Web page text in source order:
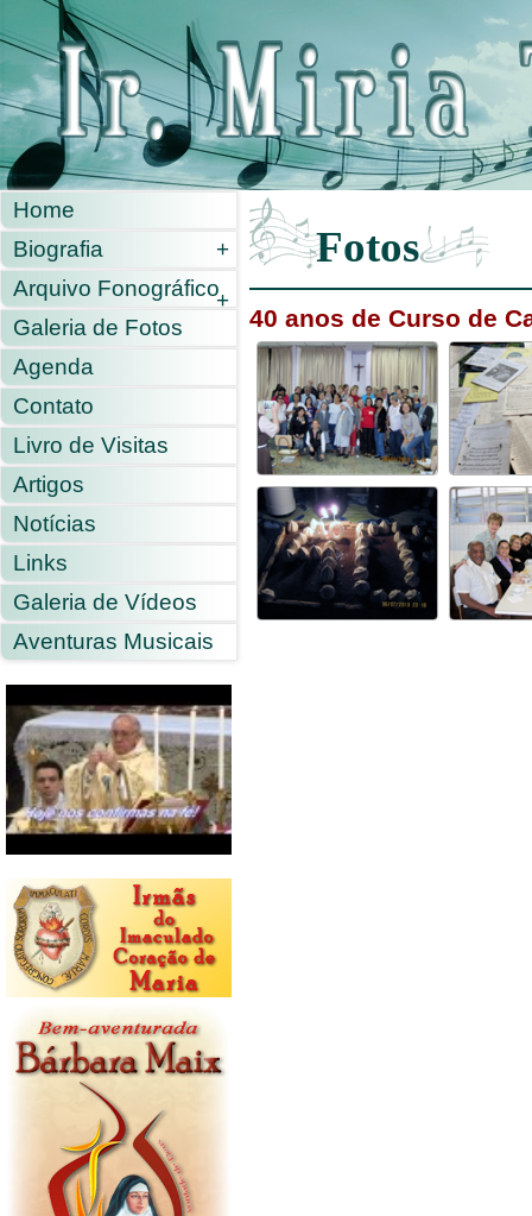
Home
Biografia
+
Arquivo Fonográfico+
Galeria de Fotos
Agenda
Contato
Livro de Visitas
Artigos
Notícias
Links
Galeria de Vídeos
Aventuras Musicais
Fotos
40 anos de Curso de